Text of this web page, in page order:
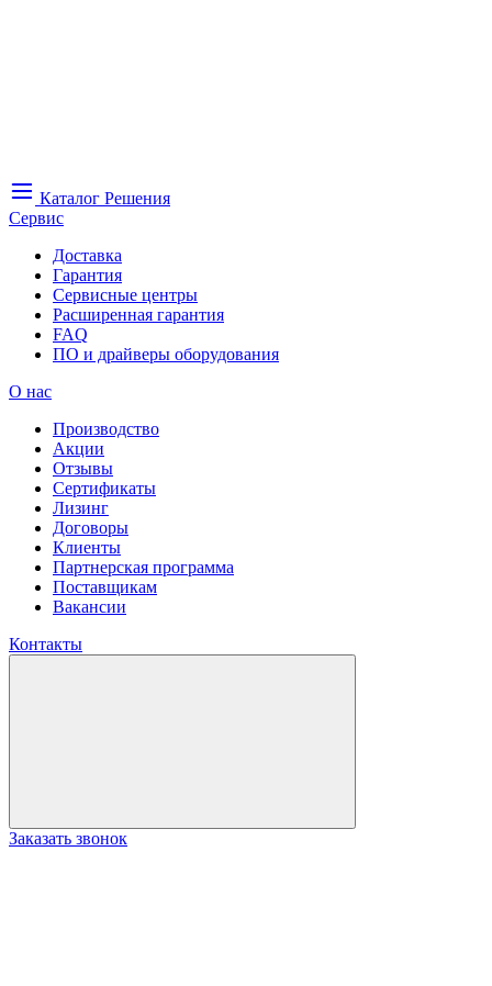
Каталог Решения
Сервис
Доставка
Гарантия
Сервисные центры
Расширенная гарантия
FAQ
ПО и драйверы оборудования
О нас
Производство
Акции
Отзывы
Сертификаты
Лизинг
Договоры
Клиенты
Партнерская программа
Поставщикам
Вакансии
Контакты
Заказать звонок